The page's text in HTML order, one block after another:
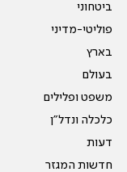
ביטחוני
פוליטי-מדיני
בארץ
בעולם
משפט ופלילים
כלכלה ונדל"ן
דעות
חדשות המגזר